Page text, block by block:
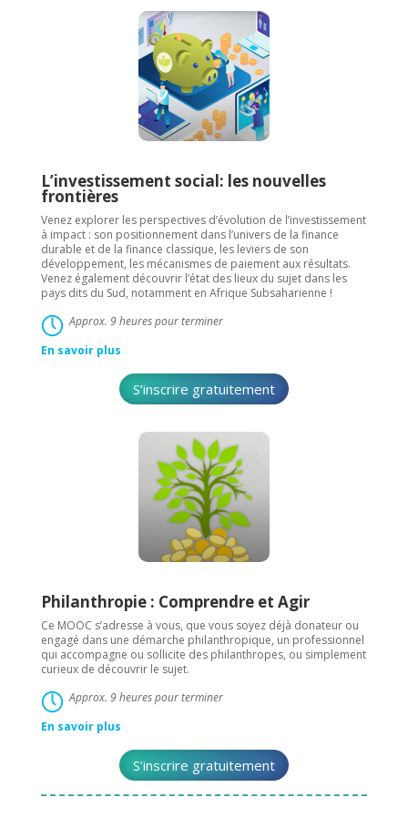
L’investissement social: les nouvelles
frontières
Venez explorer les perspectives d’évolution de l’investissement
à impact : son positionnement dans l’univers de la finance
durable et de la finance classique, les leviers de son
développement, les mécanismes de paiement aux résultats.
Venez également découvrir l’état des lieux du sujet dans les
pays dits du Sud, notamment en Afrique Subsaharienne !
Approx. 9 heures pour terminer
En savoir plus
S’inscrire gratuitement
Philanthropie : Comprendre et Agir
Ce MOOC s’adresse à vous, que vous soyez déjà donateur ou
engagé dans une démarche philanthropique, un professionnel
qui accompagne ou sollicite des philanthropes, ou simplement
curieux de découvrir le sujet.
Approx. 9 heures pour terminer
En savoir plus
S’inscrire gratuitement